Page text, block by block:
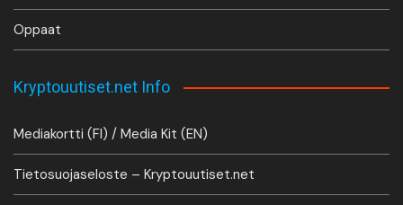
Oppaat
Kryptouutiset.net Info
Mediakortti (FI) / Media Kit (EN)
Tietosuojaseloste – Kryptouutiset.net